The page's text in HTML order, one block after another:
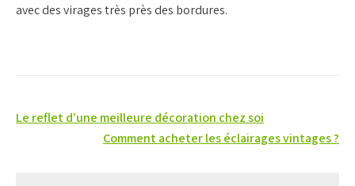
avec des virages très près des bordures.
Navigation
Le reflet d’une meilleure décoration chez soi
Comment acheter les éclairages vintages ?